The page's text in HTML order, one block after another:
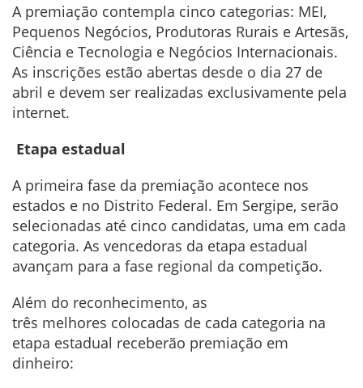
A premiação contempla cinco categorias: MEI,
Pequenos Negócios, Produtoras Rurais e Artesãs,
Ciência e Tecnologia e Negócios Internacionais.
As inscrições estão abertas desde o dia 27 de
abril e devem ser realizadas exclusivamente pela
internet.
Etapa estadual
A primeira fase da premiação acontece nos
estados e no Distrito Federal. Em Sergipe, serão
selecionadas até cinco candidatas, uma em cada
categoria. As vencedoras da etapa estadual
avançam para a fase regional da competição.
Além do reconhecimento, as
três melhores colocadas de cada categoria na
etapa estadual receberão premiação em
dinheiro: